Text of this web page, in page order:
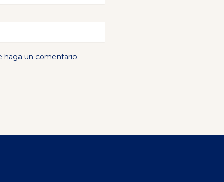
haga un comentario.